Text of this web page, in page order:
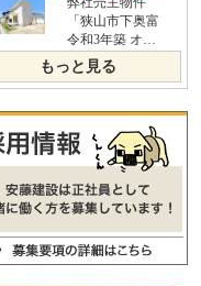
もっと見る